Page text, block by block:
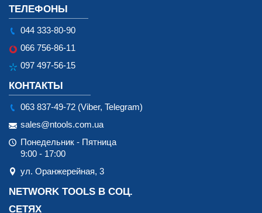
ТЕЛЕФОНЫ
044 333-80-90
066 756-86-11
097 497-56-15
КОНТАКТЫ
063 837-49-72 (Viber, Telegram)
sales@ntools.com.ua
Понедельник - Пятница
9:00 - 17:00
ул. Оранжерейная, 3
NETWORK TOOLS В СОЦ.
СЕТЯХ